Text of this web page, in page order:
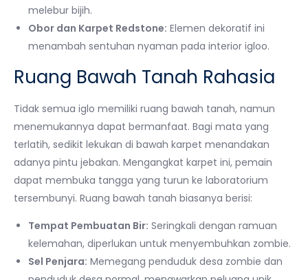
melebur bijih.
Obor dan Karpet Redstone: Elemen dekoratif ini
menambah sentuhan nyaman pada interior igloo.
Ruang Bawah Tanah Rahasia
Tidak semua iglo memiliki ruang bawah tanah, namun
menemukannya dapat bermanfaat. Bagi mata yang
terlatih, sedikit lekukan di bawah karpet menandakan
adanya pintu jebakan. Mengangkat karpet ini, pemain
dapat membuka tangga yang turun ke laboratorium
tersembunyi. Ruang bawah tanah biasanya berisi:
Tempat Pembuatan Bir: Seringkali dengan ramuan
kelemahan, diperlukan untuk menyembuhkan zombie.
Sel Penjara: Memegang penduduk desa zombie dan